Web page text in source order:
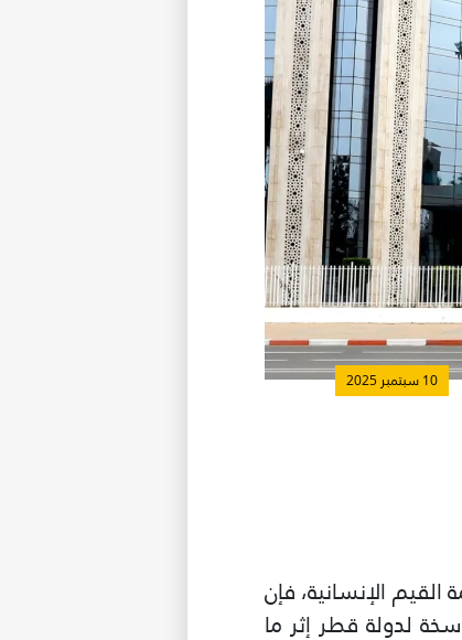
10 سبتمبر 2025
الإنسانية، فإن
لدولة قطر إثر ما